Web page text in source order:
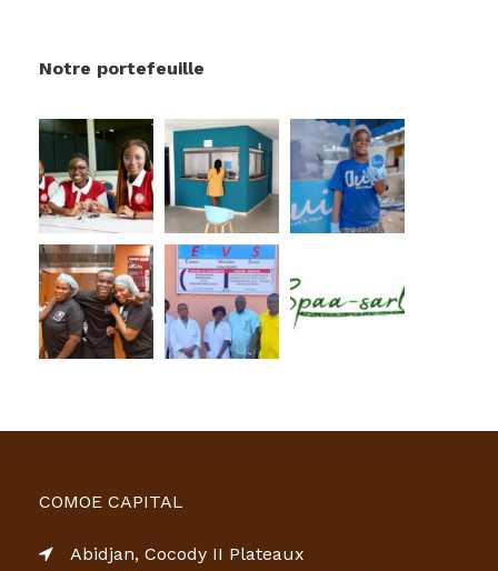
Notre portefeuille
COMOE CAPITAL
Abidjan, Cocody II Plateaux